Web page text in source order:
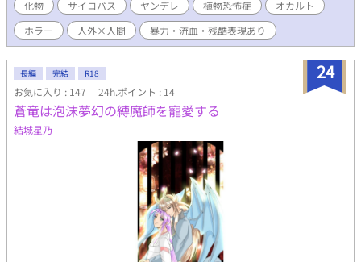
※関係の進展は超スローペース ※GL要素あり(予定 ※あまり怖く
なかったためホラー→BLにカテゴリ変更しましたが暴力・流血・
残酷表現には要注意です
化物 サイコパス ヤンデレ 植物恐怖症
オカルト
ホラー
人外×人間 暴力・流血・残酷表現あり
24
長編 完結 R18
お気に入り : 147 24h.ポイント : 14
蒼竜は泡沫夢幻の縛魔師を寵愛する
結城星乃